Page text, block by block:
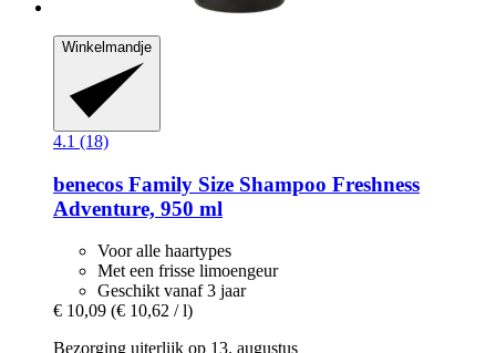
Winkelmandje
4.1 (18)
benecos Family Size Shampoo Freshness
Adventure, 950 ml
Voor alle haartypes
Met een frisse limoengeur
Geschikt vanaf 3 jaar
€ 10,09 (€ 10,62 / l)
Bezorging uiterlijk op 13. augustus